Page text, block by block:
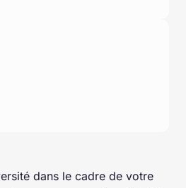
dans le cadre de votre